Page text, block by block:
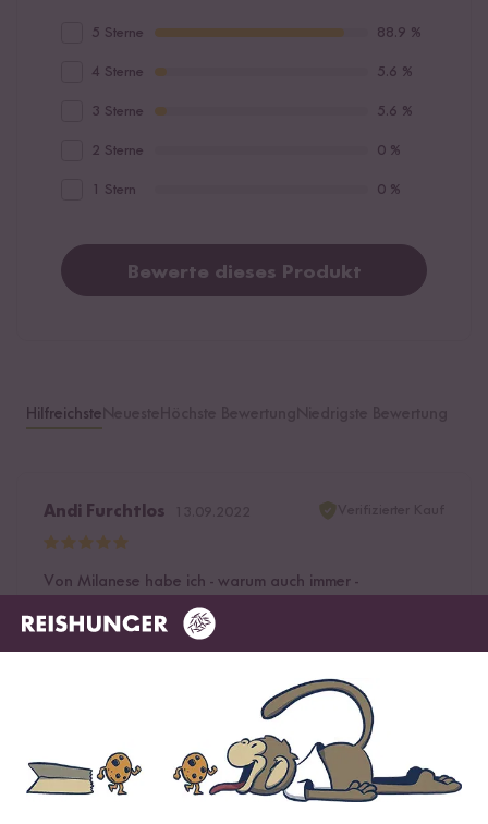
5 Sterne 88.9 %
4 Sterne 5.6 %
3 Sterne 5.6 %
2 Sterne 0 %
1 Stern 0 %
Bewerte dieses Produkt
Hilfreichste
Andi Furchtlos
Von Milanese habe ich - warum auch immer -
geschmacklich nicht wirklich viel erwartet, obwohl ich ein
RIESEN Blitz-Risotto Fan bin. Vielleicht weil ich mir nicht so
quasi aus dem Hinterhalt ganz nach vorne gesprungen
und belegt nun Platz 1 meiner persönlichen Risotto
Trendlist! UNBEDINGT PROBIEREN! Sehr lecker und
uneingeschränkt zu empfehlen :-)
2Personen fanden diese Antwort hilfreich